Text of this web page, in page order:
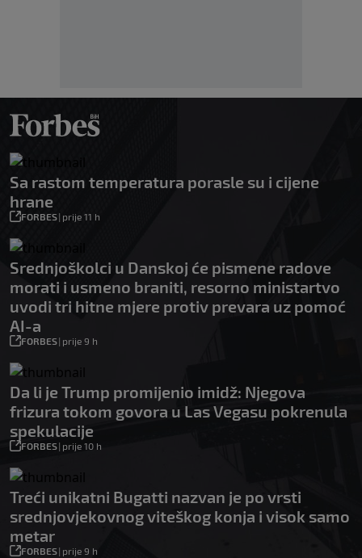
Sa rastom temperatura porasle su i cijene
hrane
FORBES| prije 11 h
Srednjoškolci u Danskoj će pismene radove
morati i usmeno braniti, resorno ministartvo
uvodi tri hitne mjere protiv prevara uz pomoć
AI-a
FORBES| prije 9 h
Da li je Trump promijenio imidž: Njegova
frizura tokom govora u Las Vegasu pokrenula
spekulacije
FORBES| prije 10 h
Treći unikatni Bugatti nazvan je po vrsti
srednjovjekovnog viteškog konja i visok samo
metar
FORBES| prije 9 h